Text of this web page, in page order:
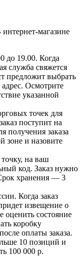
магазине
до 19.00. Когда
служба свяжется
предложит выбрать
Осмотрите
указанной
точек для
поступит на
получения заказа
зоне и назовите
точку, на ваш
код. Заказ нужно
хранения — 3
Когда заказ
извещение о
оценить состояние
коробку
оплаты заказа.
10 позиций и
100 000 р.